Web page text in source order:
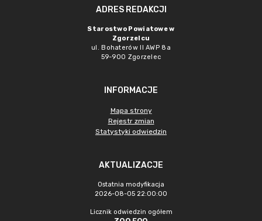
ADRES REDAKCJI
Starostwo Powiatowe w
Zgorzelcu
ul. Bohaterów II AWP 8a
59-900 Zgorzelec
INFORMACJE
Mapa strony
Rejestr zmian
Statystyki odwiedzin
AKTUALIZACJE
Ostatnia modyfikacja
2026-08-05 22:00:00
Licznik odwiedzin ogółem